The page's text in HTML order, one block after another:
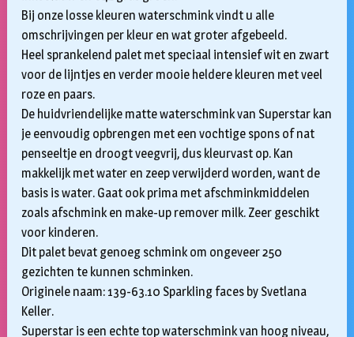
Bij onze losse kleuren waterschmink vindt u alle
omschrijvingen per kleur en wat groter afgebeeld.
Heel sprankelend palet met speciaal intensief wit en zwart
voor de lijntjes en verder mooie heldere kleuren met veel
roze en paars.
De huidvriendelijke matte waterschmink van Superstar kan
je eenvoudig opbrengen met een vochtige spons of nat
penseeltje en droogt veegvrij, dus kleurvast op. Kan
makkelijk met water en zeep verwijderd worden, want de
basis is water. Gaat ook prima met afschminkmiddelen
zoals afschmink en make-up remover milk. Zeer geschikt
voor kinderen.
Dit palet bevat genoeg schmink om ongeveer 250
gezichten te kunnen schminken.
Originele naam: 139-63.10 Sparkling faces by Svetlana
Keller.
Superstar is een echte top waterschmink van hoog niveau,